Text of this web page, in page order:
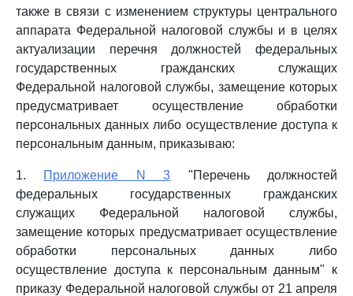
также в связи с изменением структуры центрального
аппарата Федеральной налоговой службы и в целях
актуализации перечня должностей федеральных
государственных гражданских служащих
Федеральной налоговой службы, замещение которых
предусматривает осуществление обработки
персональных данных либо осуществление доступа к
персональным данным, приказываю:
1. Приложение N 3 "Перечень должностей
федеральных государственных гражданских
служащих Федеральной налоговой службы,
замещение которых предусматривает осуществление
обработки персональных данных либо
осуществление доступа к персональным данным" к
приказу Федеральной налоговой службы от 21 апреля